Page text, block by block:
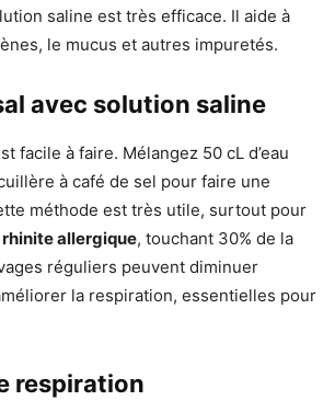
saline est très efficace. Il aide à
le mucus et autres impuretés.
avec solution saline
facile à faire. Mélangez 50 cL d’eau
à café de sel pour faire une
méthode est très utile, surtout pour
rhinite allergique, touchant 30% de la
réguliers peuvent diminuer
la respiration, essentielles pour
respiration